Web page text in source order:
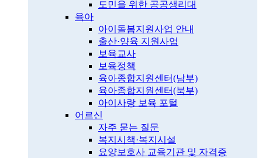
도민을 위한 공공생리대
육아
아이돌봄지원사업 안내
출산·양육 지원사업
보육교사
보육정책
육아종합지원센터(남부)
육아종합지원센터(북부)
아이사랑 보육 포털
어르신
자주 묻는 질문
복지시책·복지시설
요양보호사 교육기관 및 자격증